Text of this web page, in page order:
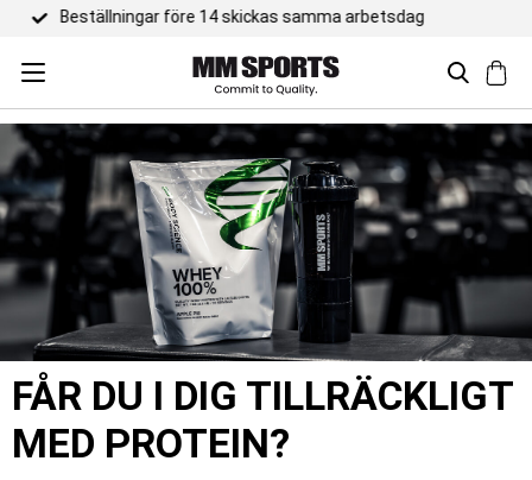
Trustpilot 4,5 / 5
FÅR DU I DIG TILLRÄCKLIGT
MED PROTEIN?